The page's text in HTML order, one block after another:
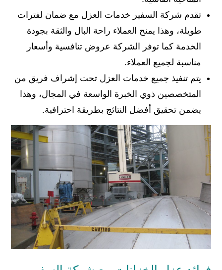
تقدم شركة السفير خدمات العزل مع ضمان لفترات
طويلة، وهذا يمنح العملاء راحة البال والثقة بجودة
الخدمة كما توفر الشركة عروض تنافسية وأسعار
مناسبة لجميع العملاء.
يتم تنفيذ جميع خدمات العزل تحت إشراف فريق من
المتخصصين ذوي الخبرة الواسعة في المجال، وهذا
يضمن تحقيق أفضل النتائج بطريقة احترافية.